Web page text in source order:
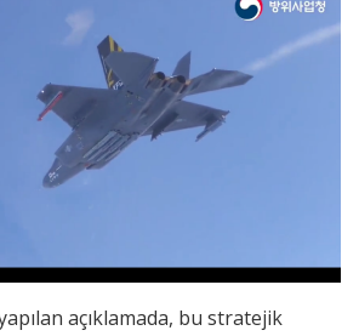
açıklamada, bu stratejik